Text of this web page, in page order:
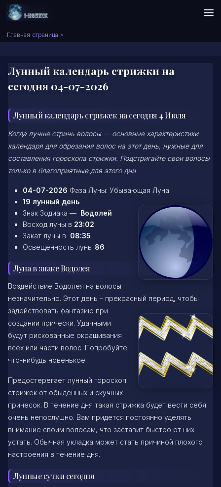
Skip to content
Сонник I-SONNIK.COM
Главная страница »
Лунный календарь стрижки на
сегодня 04-07-2026
Лунный календарь стрижек на сегодня 4 Июля
Когда лучше стричь волосы — основные характеристики
календаря для обрезания волос на этот день, нужные для
составления гороскопа стрижки. Подстригайте свои волосы
только в благоприятные для этого дни
04-07-2026 Фаза Луны: Убывающая Луна
19 лунный день
Знак Зодиака — Водолей
Восход луны в 23:02
Закат луны в 08:35
Освещенность луны 86
Луна в знаке Водолея
Воздействие Водолея на волосы
незначительно. Этот день – прекрасный период, чтобы
задействовать фантазию при
создании прически. Удачными
будут рискованные окрашивания
всех или части волос. Попробуйте
что-нибудь новенькое.
Предостерегает лунный гороскоп
стрижек от обыденных и скучных
причесок. В течение дня такая стрижка будет вести себя
очень непослушно. Вам придется постоянно уделять
внимание своим волосам, что заставит быстро от них
устать. Обычная укладка может стать причиной плохого
настроения в течение дня.
Лунные сутки сегодня